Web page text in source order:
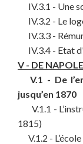
IV.3.1 - Une
IV.3.2 - Le
IV.3.3 -
IV.3.4 - Etat
V - DE
V.1 - De
jusqu’en 1870
V.1.1 -
1815)
V.1.2 -